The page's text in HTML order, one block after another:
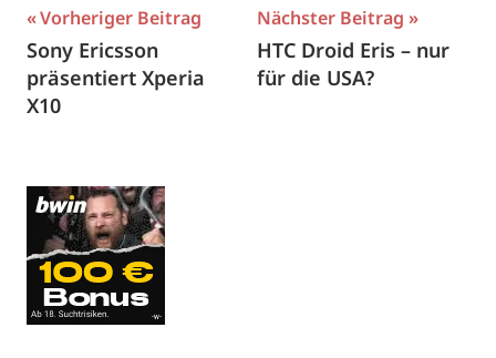
Beitragsnavigation
Vorheriger Beitrag
Sony Ericsson
präsentiert Xperia
X10
Nächster Beitrag
HTC Droid Eris – nur
für die USA?